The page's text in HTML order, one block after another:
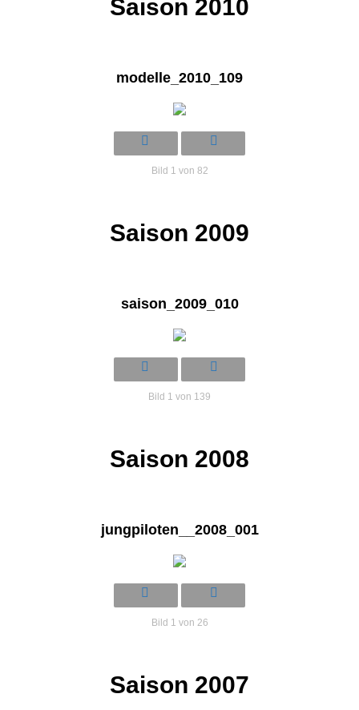
Saison 2010
modelle_2010_109
Bild 1 von 82
Saison 2009
saison_2009_010
Bild 1 von 139
Saison 2008
jungpiloten__2008_001
Bild 1 von 26
Saison 2007